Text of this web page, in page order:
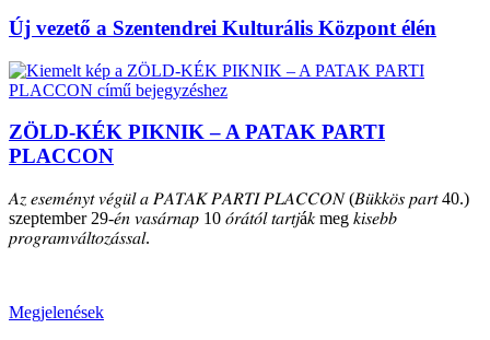
Új vezető a Szentendrei Kulturális Központ élén
ZÖLD-KÉK PIKNIK – A PATAK PARTI
PLACCON
𝐴𝑧 𝑒𝑠𝑒𝑚𝑒́𝑛𝑦𝑡 𝑣𝑒́𝑔𝑢̈𝑙 𝑎 𝑃𝐴𝑇𝐴𝐾 𝑃𝐴𝑅𝑇𝐼 𝑃𝐿𝐴𝐶𝐶𝑂𝑁 (𝐵𝑢̈𝑘𝑘𝑜̈𝑠 𝑝𝑎𝑟𝑡 40.)
szeptember 29-𝑒́𝑛 𝑣𝑎𝑠𝑎́𝑟𝑛𝑎𝑝 10 𝑜́𝑟𝑎́𝑡𝑜́𝑙 𝑡𝑎𝑟𝑡𝑗á𝑘 meg 𝑘𝑖𝑠𝑒𝑏𝑏
𝑝𝑟𝑜𝑔𝑟𝑎𝑚𝑣𝑎́𝑙𝑡𝑜𝑧𝑎́𝑠𝑠𝑎𝑙.
Megjelenések